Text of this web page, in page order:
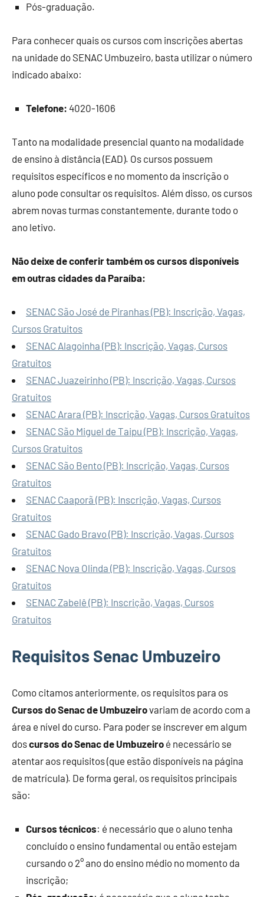
Pós-graduação.
Para conhecer quais os cursos com inscrições abertas
na unidade do SENAC Umbuzeiro, basta utilizar o número
indicado abaixo:
Telefone: 4020-1606
Tanto na modalidade presencial quanto na modalidade
de ensino à distância (EAD). Os cursos possuem
requisitos específicos e no momento da inscrição o
aluno pode consultar os requisitos. Além disso, os cursos
abrem novas turmas constantemente, durante todo o
ano letivo.
Não deixe de conferir também os cursos disponíveis
em outras cidades da Paraíba:
SENAC São José de Piranhas (PB): Inscrição, Vagas,
Cursos Gratuitos
SENAC Alagoinha (PB): Inscrição, Vagas, Cursos
Gratuitos
SENAC Juazeirinho (PB): Inscrição, Vagas, Cursos
Gratuitos
SENAC Arara (PB): Inscrição, Vagas, Cursos Gratuitos
SENAC São Miguel de Taipu (PB): Inscrição, Vagas,
Cursos Gratuitos
SENAC São Bento (PB): Inscrição, Vagas, Cursos
Gratuitos
SENAC Caaporã (PB): Inscrição, Vagas, Cursos
Gratuitos
SENAC Gado Bravo (PB): Inscrição, Vagas, Cursos
Gratuitos
SENAC Nova Olinda (PB): Inscrição, Vagas, Cursos
Gratuitos
SENAC Zabelê (PB): Inscrição, Vagas, Cursos
Gratuitos
Requisitos Senac Umbuzeiro
Como citamos anteriormente, os requisitos para os
Cursos do Senac de Umbuzeirovariam de acordo com a
área e nível do curso. Para poder se inscrever em algum
doscursos do Senac de Umbuzeiro é necessário se
atentar aos requisitos (que estão disponíveis na página
de matrícula). De forma geral, os requisitos principais
são:
Cursos técnicos: é necessário que o aluno tenha
concluído o ensino fundamental ou então estejam
cursando o 2° ano do ensino médio no momento da
inscrição;